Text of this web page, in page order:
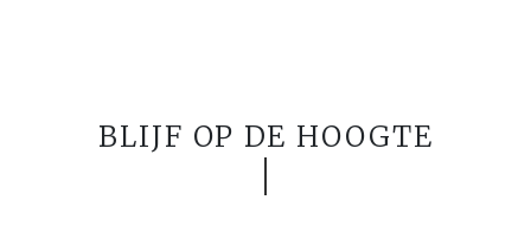
BLIJF OP DE HOOGTE